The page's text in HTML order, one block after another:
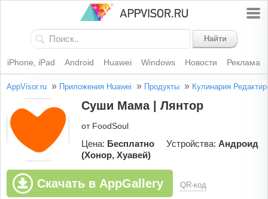
Найти
iPhone, iPad Android Huawei Windows Новости Реклама
AppVisor.ru » Приложения Huawei » Продукты » Кулинария
Суши Мама | Лянтор
от FoodSoul
Цена: Бесплатно Устройства: Андроид
(Хонор, Хуавей)
Скачать в AppGallery QR-код